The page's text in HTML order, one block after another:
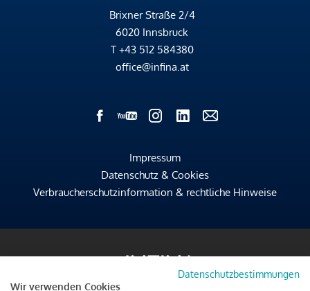
Brixner Straße 2/4
6020 Innsbruck
T +43 512 584380
office@infina.at
Impressum
Datenschutz & Cookies
Verbraucherschutzinformation & rechtliche Hinweise
Datenschutzbestimmungen
Wir verwenden Cookies